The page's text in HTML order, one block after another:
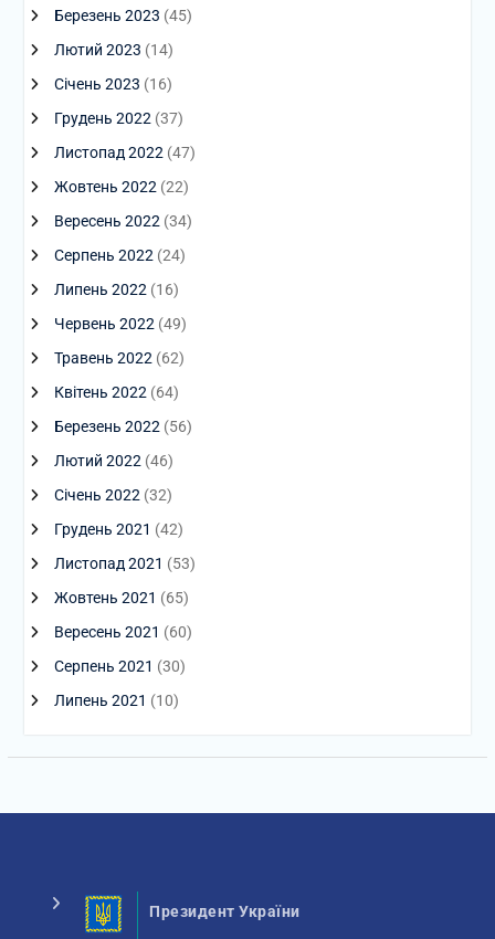
Березень 2023 (45)
Лютий 2023 (14)
Січень 2023 (16)
Грудень 2022 (37)
Листопад 2022 (47)
Жовтень 2022 (22)
Вересень 2022 (34)
Серпень 2022 (24)
Липень 2022 (16)
Червень 2022 (49)
Травень 2022 (62)
Квітень 2022 (64)
Березень 2022 (56)
Лютий 2022 (46)
Січень 2022 (32)
Грудень 2021 (42)
Листопад 2021 (53)
Жовтень 2021 (65)
Вересень 2021 (60)
Серпень 2021 (30)
Липень 2021 (10)
Президент України